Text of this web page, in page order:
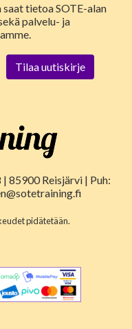
tietoa SOTE-alan
palvelu- ja
85900 Reisjärvi | Puh:
pidätetään.